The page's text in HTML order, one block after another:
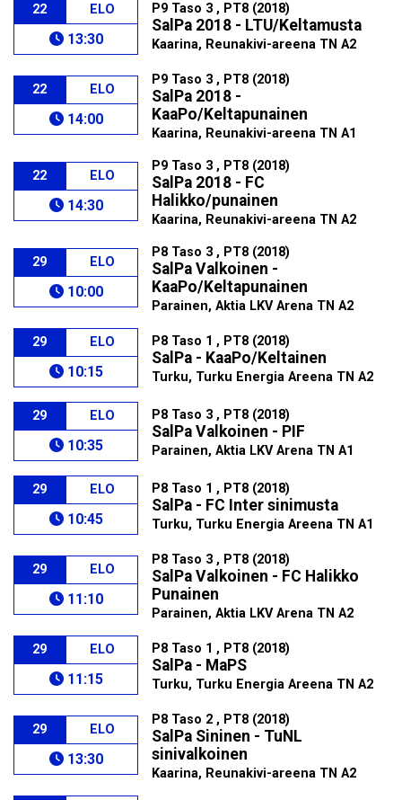
22 ELO
13:30
P9 Taso 3 , PT8 (2018)
SalPa 2018 - LTU/Keltamusta
Kaarina, Reunakivi-areena TN A2
22 ELO
14:00
P9 Taso 3 , PT8 (2018)
SalPa 2018 -
KaaPo/Keltapunainen
Kaarina, Reunakivi-areena TN A1
22 ELO
14:30
P9 Taso 3 , PT8 (2018)
SalPa 2018 - FC
Halikko/punainen
Kaarina, Reunakivi-areena TN A2
29 ELO
10:00
P8 Taso 3 , PT8 (2018)
SalPa Valkoinen -
KaaPo/Keltapunainen
Parainen, Aktia LKV Arena TN A2
29 ELO
10:15
P8 Taso 1 , PT8 (2018)
SalPa - KaaPo/Keltainen
Turku, Turku Energia Areena TN A2
29 ELO
10:35
P8 Taso 3 , PT8 (2018)
SalPa Valkoinen - PIF
Parainen, Aktia LKV Arena TN A1
29 ELO
10:45
P8 Taso 1 , PT8 (2018)
SalPa - FC Inter sinimusta
Turku, Turku Energia Areena TN A1
29 ELO
11:10
P8 Taso 3 , PT8 (2018)
SalPa Valkoinen - FC Halikko
Punainen
Parainen, Aktia LKV Arena TN A2
29 ELO
11:15
P8 Taso 1 , PT8 (2018)
SalPa - MaPS
Turku, Turku Energia Areena TN A2
29 ELO
13:30
P8 Taso 2 , PT8 (2018)
SalPa Sininen - TuNL
sinivalkoinen
Kaarina, Reunakivi-areena TN A2